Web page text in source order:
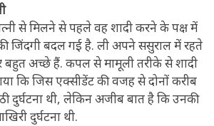
से मिलने से पहले वह शादी करने के पक्ष में
जिंदगी बदल गई है. ली अपने ससुराल में रहते
अच्छे हैं. कपल से मामूली तरीके से शादी
कि जिस एक्सीडेंट की वजह से दोनों करीब
दुर्घटना थी, लेकिन अजीब बात है कि उनकी
दुर्घटना थी.